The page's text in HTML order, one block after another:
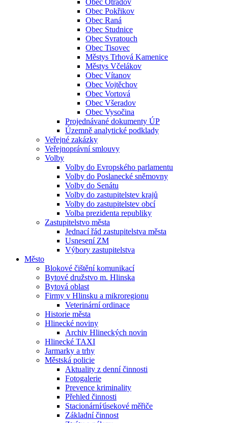
Obec Otradov
Obec Pokřikov
Obec Raná
Obec Studnice
Obec Svratouch
Obec Tisovec
Městys Trhová Kamenice
Městys Včelákov
Obec Vítanov
Obec Vojtěchov
Obec Vortová
Obec Všeradov
Obec Vysočina
Projednávané dokumenty ÚP
Územně analytické podklady
Veřejné zakázky
Veřejnoprávní smlouvy
Volby
Volby do Evropského parlamentu
Volby do Poslanecké sněmovny
Volby do Senátu
Volby do zastupitelstev krajů
Volby do zastupitelstev obcí
Volba prezidenta republiky
Zastupitelstvo města
Jednací řád zastupitelstva města
Usnesení ZM
Výbory zastupitelstva
Město
Blokové čištění komunikací
Bytové družstvo m. Hlinska
Bytová oblast
Firmy v Hlinsku a mikroregionu
Veterinární ordinace
Historie města
Hlinecké noviny
Archiv Hlineckých novin
Hlinecké TAXI
Jarmarky a trhy
Městská policie
Aktuality z denní činnosti
Fotogalerie
Prevence kriminality
Přehled činnosti
Stacionární⁄úsekové měřiče
Základní činnost